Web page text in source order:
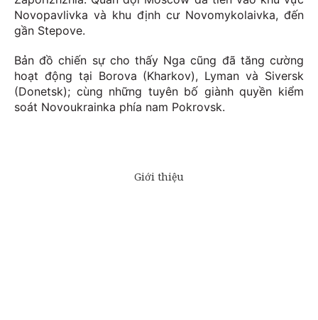
Novopavlivka và khu định cư Novomykolaivka, đến
gần Stepove.
Bản đồ chiến sự cho thấy Nga cũng đã tăng cường
hoạt động tại Borova (Kharkov), Lyman và Siversk
(Donetsk); cùng những tuyên bố giành quyền kiểm
soát Novoukrainka phía nam Pokrovsk.